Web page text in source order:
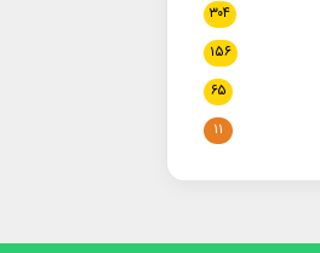
۳۰۴
۱۵۶
۶۵
۱۱